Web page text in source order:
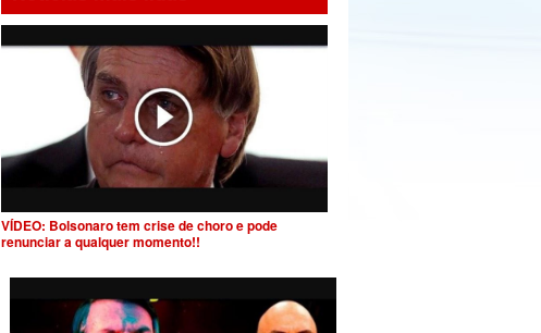
VÍDEO: Bolsonaro tem crise de choro e pode
renunciar a qualquer momento!!